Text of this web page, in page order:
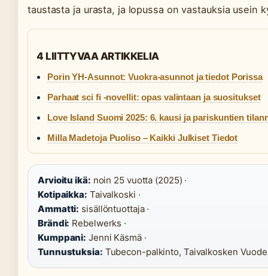
taustasta ja urasta, ja lopussa on vastauksia usein
4 LIITTYVAA ARTIKKELIA
Porin YH-Asunnot: Vuokra-asunnot ja tiedot Porissa
Parhaat sci fi -novellit: opas valintaan ja suositukset
Love Island Suomi 2025: 6. kausi ja pariskuntien
Milla Madetoja Puoliso – Kaikki Julkiset Tiedot
Arvioitu ikä: noin 25 vuotta (2025) ·
Kotipaikka: Taivalkoski ·
Ammatti: sisällöntuottaja ·
Brändi: Rebelwerks ·
Kumppani: Jenni Käsmä ·
Tunnustuksia: Tubecon-palkinto, Taivalkosken